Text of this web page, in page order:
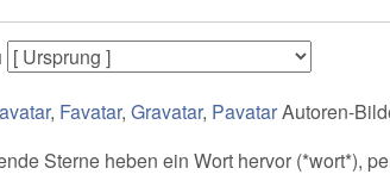
, Favatar, Gravatar, PavatarAutoren-
Sterne heben ein Wort hervor (*wort*),